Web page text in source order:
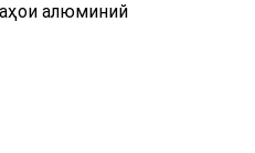
алюминий